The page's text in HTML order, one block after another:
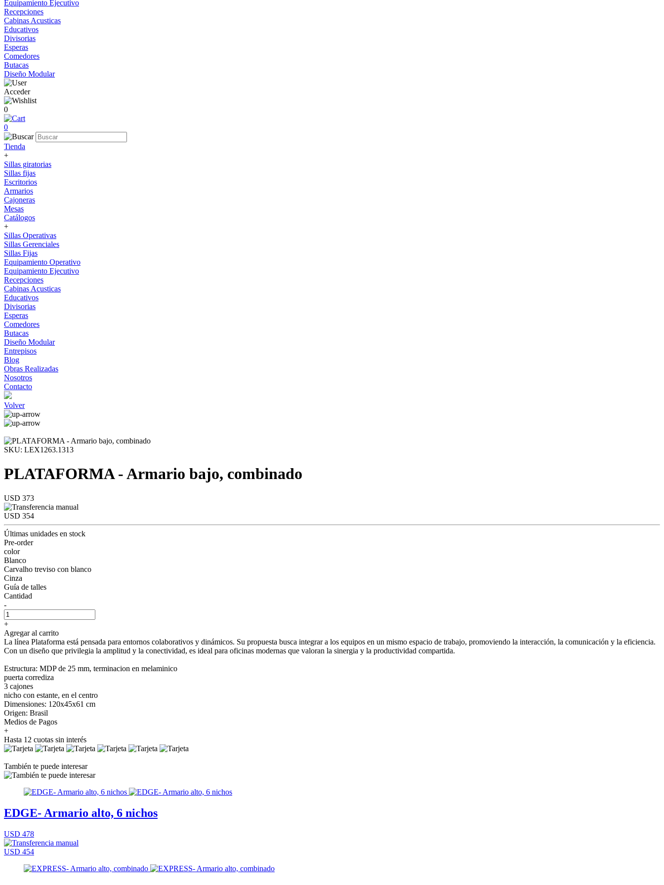
Equipamiento Ejecutivo
Recepciones
Cabinas Acusticas
Educativos
Divisorias
Esperas
Comedores
Butacas
Diseño Modular
Acceder
0
0
Tienda
+
Sillas giratorias
Sillas fijas
Escritorios
Armarios
Cajoneras
Mesas
Catálogos
+
Sillas Operativas
Sillas Gerenciales
Sillas Fijas
Equipamiento Operativo
Equipamiento Ejecutivo
Recepciones
Cabinas Acusticas
Educativos
Divisorias
Esperas
Comedores
Butacas
Diseño Modular
Entrepisos
Blog
Obras Realizadas
Nosotros
Contacto
Volver
SKU: LEX1263.1313
PLATAFORMA - Armario bajo, combinado
USD 373
USD 354
Últimas unidades en stock
Pre-order
color
Blanco
Carvalho treviso con blanco
Cinza
Guía de talles
Cantidad
-
+
Agregar al carrito
La línea Plataforma está pensada para entornos colaborativos y dinámicos. Su propuesta busca integrar a los equipos en un mismo espacio de trabajo, promoviendo la interacción, la comunicación y la eficiencia.
Con un diseño que privilegia la amplitud y la conectividad, es ideal para oficinas modernas que valoran la sinergia y la productividad compartida.
Estructura: MDP de 25 mm, terminacion en melaminico
puerta corrediza
3 cajones
nicho con estante, en el centro
Dimensiones: 120x45x61 cm
Origen: Brasil
Medios de Pagos
+
Hasta 12 cuotas sin interés
También te puede interesar
EDGE- Armario alto, 6 nichos
USD 478
USD 454